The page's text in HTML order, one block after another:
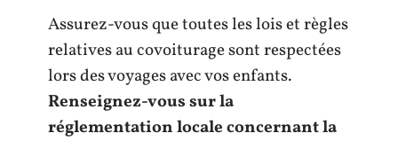
Assurez-vous que toutes les lois et règles
relatives au covoiturage sont respectées
lors des voyages avec vos enfants.
Renseignez-vous sur la
réglementation locale concernant la